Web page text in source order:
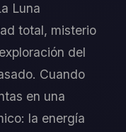
Luna
total, misterio
del
Cuando
en una
la energía